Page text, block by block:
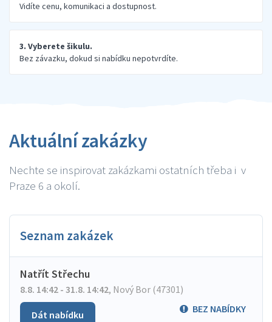
Vidíte cenu, komunikaci a dostupnost.
3. Vyberete šikulu.
Bez závazku, dokud si nabídku nepotvrdíte.
Aktuální zakázky
Nechte se inspirovat zakázkami ostatních třeba i v
Praze 6 a okolí.
Seznam zakázek
Natřít Střechu
8.8. 14:42 - 31.8. 14:42, Nový Bor (47301)
BEZ NABÍDKY
Dát nabídku